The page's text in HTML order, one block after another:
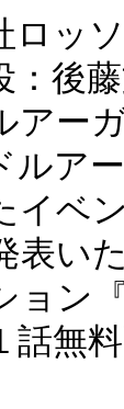
ッ
：後
アー
ルア
イベ
表い
ョン
話無